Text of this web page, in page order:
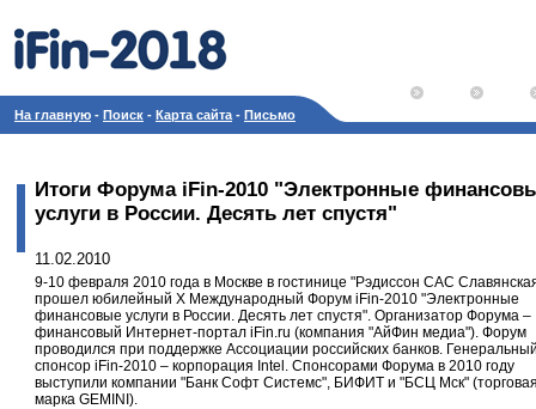
На главную - Поиск - Карта сайта - Письмо
Итоги Форума iFin-2010 "Электронные
услуги в России. Десять лет спустя"
11.02.2010
9-10 февраля 2010 года в Москве в гостинице "Рэдиссон САС
прошел юбилейный X Международный Форум iFin-2010 "Электронные
финансовые услуги в России. Десять лет спустя". Организатор Форума –
финансовый Интернет-портал iFin.ru (компания "АйФин медиа"). Форум
проводился при поддержке Ассоциации российских банков.
спонсор iFin-2010 – корпорация Intel. Спонсорами Форума в 2010 году
выступили компании "Банк Софт Системс", БИФИТ и "БСЦ Мск"
марка GEMINI).